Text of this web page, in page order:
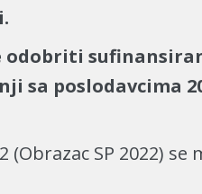
odobriti
poslodavcima
(Obrazac SP 2022)